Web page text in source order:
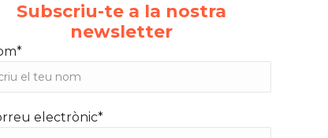
Subscriu-te a la nostra
newsletter
electrònic*